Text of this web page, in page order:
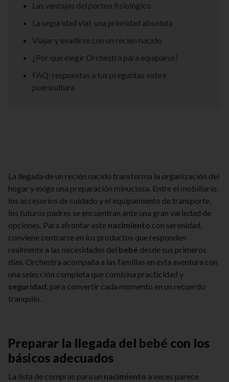
Las ventajas del porteo fisiológico
La seguridad vial: una prioridad absoluta
Viajar y evadirse con un recién nacido
¿Por qué elegir Orchestra para equiparse?
FAQ: respuestas a tus preguntas sobre
puericultura
La llegada de un recién nacido transforma la organización del
hogar y exige una preparación minuciosa. Entre el mobiliario,
los accesorios de cuidado y el equipamiento de transporte,
los futuros padres se encuentran ante una gran variedad de
opciones. Para afrontar este nacimiento con serenidad,
conviene centrarse en los productos que responden
realmente a las necesidades del bebé desde sus primeros
días. Orchestra acompaña a las familias en esta aventura con
una selección completa que combina practicidad y
seguridad, para convertir cada momento en un recuerdo
tranquilo.
Preparar la llegada del bebé con los
básicos adecuados
La lista de compras para un nacimiento a veces parece